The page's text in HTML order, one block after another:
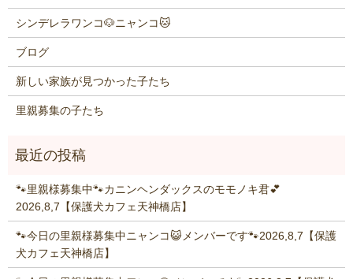
シンデレラワンコ🐶ニャンコ🐱
ブログ
新しい家族が見つかった子たち
里親募集の子たち
🐾里親様募集中🐾カニンヘンダックスのモモノキ君💕
2026,8,7【保護犬カフェ天神橋店】
🐾今日の里親様募集中ニャンコ😺メンバーです🐾2026,8,7【保護
犬カフェ天神橋店】